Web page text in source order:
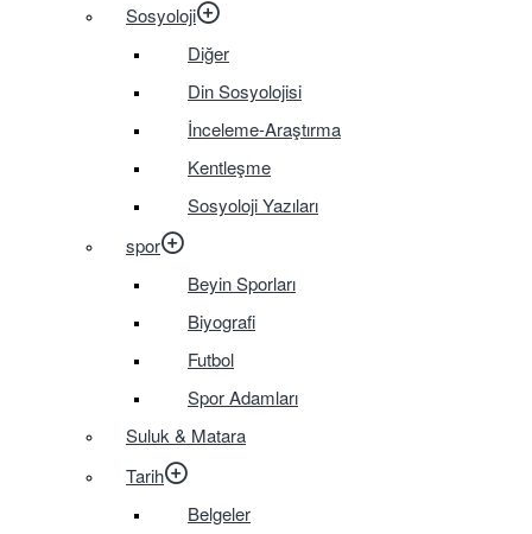
Sosyoloji
Diğer
Din Sosyolojisi
İnceleme-Araştırma
Kentleşme
Sosyoloji Yazıları
spor
Beyin Sporları
Biyografi
Futbol
Spor Adamları
Suluk & Matara
Tarih
Belgeler